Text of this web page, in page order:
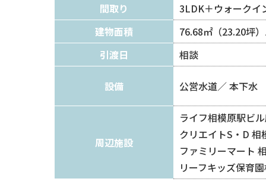
間取り
3LDK＋ウォークイ
建物面積
76.68㎡（23.20坪
引渡日
相談
設備 公営水道 本下水
周辺施設
ライフ相模原駅ビ
クリエイトS・D
ファミリーマート
リーフキッズ保育